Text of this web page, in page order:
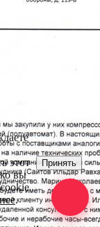
этот
вы
.
Принять